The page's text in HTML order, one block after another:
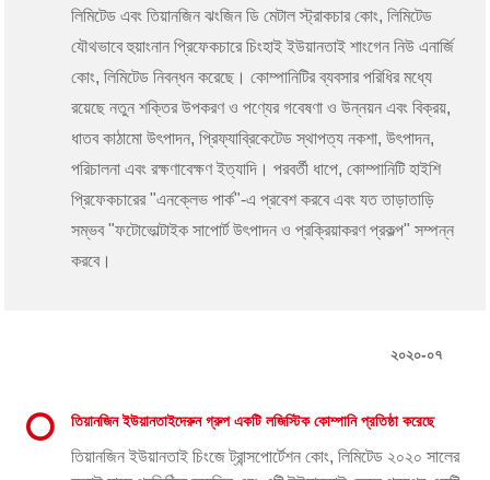
লিমিটেড এবং তিয়ানজিন ঝংজিন ডি মেটাল স্ট্রাকচার কোং, লিমিটেড
যৌথভাবে হুয়াংনান প্রিফেকচারে চিংহাই ইউয়ানতাই শাংগেন নিউ এনার্জি
কোং, লিমিটেড নিবন্ধন করেছে। কোম্পানিটির ব্যবসার পরিধির মধ্যে
রয়েছে নতুন শক্তির উপকরণ ও পণ্যের গবেষণা ও উন্নয়ন এবং বিক্রয়,
ধাতব কাঠামো উৎপাদন, প্রিফ্যাব্রিকেটেড স্থাপত্য নকশা, উৎপাদন,
পরিচালনা এবং রক্ষণাবেক্ষণ ইত্যাদি। পরবর্তী ধাপে, কোম্পানিটি হাইশি
প্রিফেকচারের "এনক্লেভ পার্ক"-এ প্রবেশ করবে এবং যত তাড়াতাড়ি
সম্ভব "ফটোভোল্টাইক সাপোর্ট উৎপাদন ও প্রক্রিয়াকরণ প্রকল্প" সম্পন্ন
করবে।
২০২০-০৭
তিয়ানজিন ইউয়ানতাইদেরুন গ্রুপ একটি লজিস্টিক কোম্পানি প্রতিষ্ঠা করেছে
তিয়ানজিন ইউয়ানতাই চিংজে ট্রান্সপোর্টেশন কোং, লিমিটেড ২০২০ সালের